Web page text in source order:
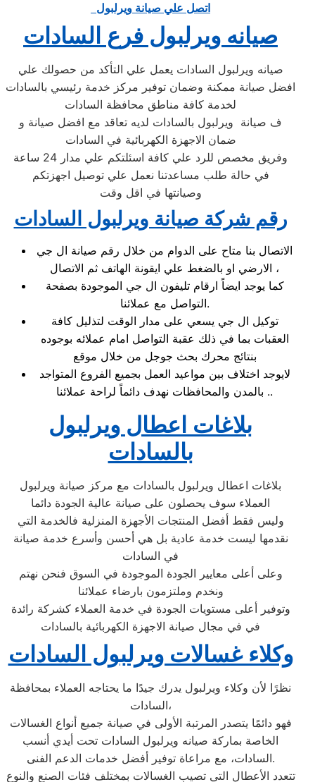
اتصل علي صيانة ويرلبول
صيانه ويرلبول فرع السادات
صيانه ويرلبول السادات يعمل علي التأكد من حصولك علي
افضل صيانة ممكنة وضمان توفير مركز خدمة رئيسي بالسادات
لخدمة كافة مناطق محافظة السادات
ف صيانة ويرلبول بالسادات لديه تعاقد مع افضل صيانة و
ضمان الاجهزة الكهربائية في السادات
وفريق مخصص للرد علي كافة اسئلتكم علي مدار 24 ساعة
في حالة طلب مساعدتنا نعمل علي توصيل اجهزتكم
وصيانتها في اقل وقت
رقم شركة صيانة ويرلبول السادات
الاتصال بنا متاح على الدوام من خلال رقم صيانة ال جي
الارضي او بالضغط علي ايقونة الهاتف ثم الاتصال ،
كما يوجد ايضاً ارقام تليفون ال جي الموجودة بصفحة
التواصل مع عملائنا.
توكيل ال جي يسعي على مدار الوقت لتذليل كافة
العقبات بما في ذلك عقبة التواصل امام عملائه بوجوده
بنتائج محرك بحث جوجل من خلال موقع
لايوجد اختلاف بين مواعيد العمل بجميع الفروع المتواجد
بالمدن والمحافظات نهدف دائماً لراحة عملائنا ..
بلاغات اعطال ويرلبول
بالسادات
بلاغات اعطال ويرلبول بالسادات مع مركز صيانة ويرلبول
العملاء سوف يحصلون على صيانة عالية الجودة دائما
وليس فقط أفضل المنتجات الأجهزة المنزلية فالخدمة التي
نقدمها ليست خدمة عادية بل هي أحسن وأسرع خدمة صيانة
في السادات
وعلى أعلى معايير الجودة الموجودة في السوق فنحن نهتم
ونخدم وملتزمون بارضاء عملائنا
وتوفير أعلى مستويات الجودة في خدمة العملاء كشركة رائدة
في في مجال صيانة الاجهزة الكهربائية بالسادات
وكلاء غسالات ويرلبول السادات
نظرًا لأن وكلاء ويرلبول يدرك جيدًا ما يحتاجه العملاء بمحافظة
السادات،
فهو دائمًا يتصدر المرتبة الأولى في صيانة جميع أنواع الغسالات
الخاصة بماركة صيانه ويرلبول السادات تحت أيدي أنسب
السادات، مع مراعاة توفير أفضل خدمات الدعم الفنى.
تتعدد الأعطال التي تصيب الغسالات بمختلف فئات الصنع والنوع